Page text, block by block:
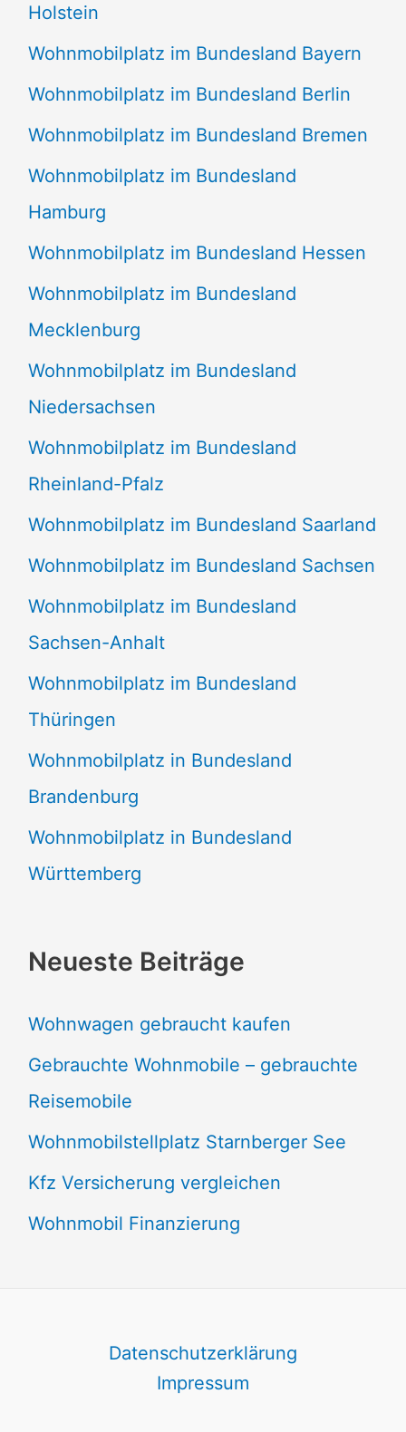
Holstein
Wohnmobilplatz im Bundesland Bayern
Wohnmobilplatz im Bundesland Berlin
Wohnmobilplatz im Bundesland Bremen
Wohnmobilplatz im Bundesland
Hamburg
Wohnmobilplatz im Bundesland Hessen
Wohnmobilplatz im Bundesland
Mecklenburg
Wohnmobilplatz im Bundesland
Niedersachsen
Wohnmobilplatz im Bundesland
Rheinland-Pfalz
Wohnmobilplatz im Bundesland Saarland
Wohnmobilplatz im Bundesland Sachsen
Wohnmobilplatz im Bundesland
Sachsen-Anhalt
Wohnmobilplatz im Bundesland
Thüringen
Wohnmobilplatz in Bundesland
Brandenburg
Wohnmobilplatz in Bundesland
Württemberg
Neueste Beiträge
Wohnwagen gebraucht kaufen
Gebrauchte Wohnmobile – gebrauchte
Reisemobile
Wohnmobilstellplatz Starnberger See
Kfz Versicherung vergleichen
Wohnmobil Finanzierung
Datenschutzerklärung
Impressum